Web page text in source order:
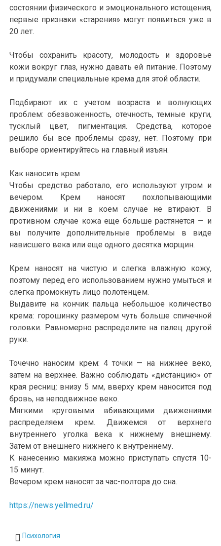
состоянии физического и эмоционального истощения,
первые признаки «старения» могут появиться уже в
20 лет.
Чтобы сохранить красоту, молодость и здоровье
кожи вокруг глаз, нужно давать ей питание. Поэтому
и придумали специальные крема для этой области.
Подбирают их с учетом возраста и волнующих
проблем: обезвоженность, отечность, темные круги,
тусклый цвет, пигментация. Средства, которое
решило бы все проблемы сразу, нет. Поэтому при
выборе ориентируйтесь на главный изъян.
Как наносить крем
Чтобы средство работало, его используют утром и
вечером. Крем наносят похлопывающими
движениями и ни в коем случае не втирают. В
противном случае кожа еще больше растянется — и
вы получите дополнительные проблемы в виде
нависшего века или еще одного десятка морщин.
Крем наносят на чистую и слегка влажную кожу,
поэтому перед его использованием нужно умыться и
слегка промокнуть лицо полотенцем.
Выдавите на кончик пальца небольшое количество
крема: горошинку размером чуть больше спичечной
головки. Равномерно распределите на палец другой
руки.
Точечно наносим крем: 4 точки — на нижнее веко,
затем на верхнее. Важно соблюдать «дистанцию» от
края ресниц: внизу 5 мм, вверху крем наносится под
бровь, на неподвижное веко.
Мягкими круговыми вбивающими движениями
распределяем крем. Движемся от верхнего
внутреннего уголка века к нижнему внешнему.
Затем от внешнего нижнего к внутреннему.
К нанесению макияжа можно приступать спустя 10-
15 минут.
Вечером крем наносят за час-полтора до сна.
https://news.yellmed.ru/
Психология